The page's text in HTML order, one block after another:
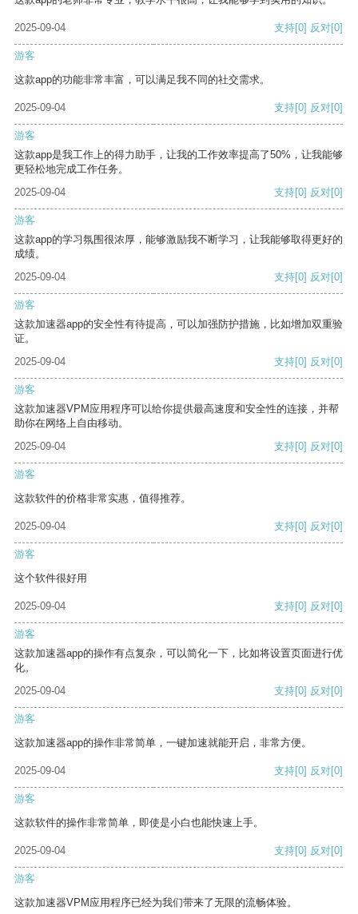
2025-09-04 支持[0] 反对[0]
游客
这款app的功能非常丰富，可以满足我不同的社交需求。
2025-09-04 支持[0] 反对[0]
游客
这款app是我工作上的得力助手，让我的工作效率提高了50%，让我能够
更轻松地完成工作任务。
2025-09-04
支持[0] 反对[0]
游客
这款app的学习氛围很浓厚，能够激励我不断学习，让我能够取得更好的
成绩。
2025-09-04
支持[0] 反对[0]
游客
这款加速器app的安全性有待提高，可以加强防护措施，比如增加双重验
证。
2025-09-04
支持[0] 反对[0]
游客
这款加速器VPM应用程序可以给你提供最高速度和安全性的连接，并帮
助你在网络上自由移动。
2025-09-04
支持[0] 反对[0]
游客
这款软件的价格非常实惠，值得推荐。
2025-09-04 支持[0] 反对[0]
游客
这个软件很好用
2025-09-04 支持[0] 反对[0]
游客
这款加速器app的操作有点复杂，可以简化一下，比如将设置页面进行优
化。
2025-09-04
支持[0] 反对[0]
游客
这款加速器app的操作非常简单，一键加速就能开启，非常方便。
2025-09-04 支持[0] 反对[0]
游客
这款软件的操作非常简单，即使是小白也能快速上手。
2025-09-04 支持[0] 反对[0]
游客
这款加速器VPM应用程序已经为我们带来了无限的流畅体验。